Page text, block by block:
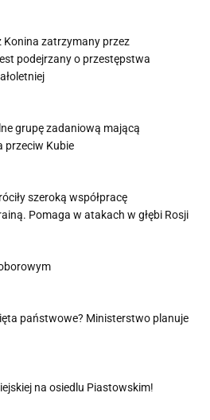
Konina zatrzymany przez
podejrzany o przestępstwa
grupę zadaniową mającą
przeciw Kubie
szeroką współpracę
Pomaga w atakach w głębi Rosji
państwowe? Ministerstwo planuje
na osiedlu Piastowskim!